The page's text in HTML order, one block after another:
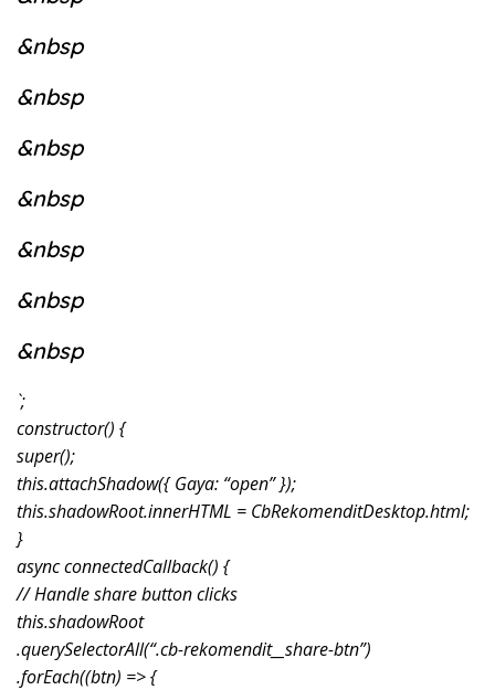
&nbsp
&nbsp
&nbsp
&nbsp
&nbsp
&nbsp
&nbsp
`;
constructor() {
super();
this.attachShadow({ Gaya: “open” });
this.shadowRoot.innerHTML = CbRekomenditDesktop.html;
}
async connectedCallback() {
// Handle share button clicks
this.shadowRoot
.querySelectorAll(“.cb-rekomendit__share-btn”)
.forEach((btn) => {